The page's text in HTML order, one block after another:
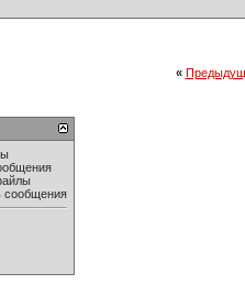
«
сообщения